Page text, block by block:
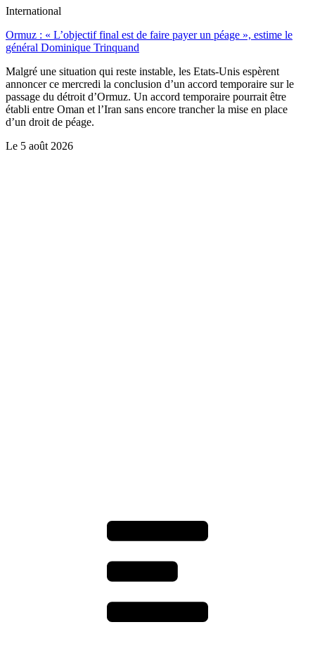
International
Ormuz : « L’objectif final est de faire payer un péage », estime le
général Dominique Trinquand
Malgré une situation qui reste instable, les Etats-Unis espèrent
annoncer ce mercredi la conclusion d’un accord temporaire sur le
passage du détroit d’Ormuz. Un accord temporaire pourrait être
établi entre Oman et l’Iran sans encore trancher la mise en place
d’un droit de péage.
Le 5 août 2026